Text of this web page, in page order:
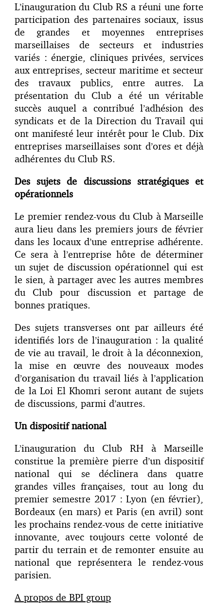
L’inauguration du Club RS a réuni une forte
participation des partenaires sociaux, issus
de grandes et moyennes entreprises
marseillaises de secteurs et industries
variés : énergie, cliniques privées, services
aux entreprises, secteur maritime et secteur
des travaux publics, entre autres. La
présentation du Club a été un véritable
succès auquel a contribué l’adhésion des
syndicats et de la Direction du Travail qui
ont manifesté leur intérêt pour le Club. Dix
entreprises marseillaises sont d’ores et déjà
adhérentes du Club RS.
Des sujets de discussions stratégiques et
opérationnels
Le premier rendez-vous du Club à Marseille
aura lieu dans les premiers jours de février
dans les locaux d’une entreprise adhérente.
Ce sera à l’entreprise hôte de déterminer
un sujet de discussion opérationnel qui est
le sien, à partager avec les autres membres
du Club pour discussion et partage de
bonnes pratiques.
Des sujets transverses ont par ailleurs été
identifiés lors de l’inauguration : la qualité
de vie au travail, le droit à la déconnexion,
la mise en œuvre des nouveaux modes
d’organisation du travail liés à l’application
de la Loi El Khomri seront autant de sujets
de discussions, parmi d’autres.
Un dispositif national
L’inauguration du Club RH à Marseille
constitue la première pierre d’un dispositif
national qui se déclinera dans quatre
grandes villes françaises, tout au long du
premier semestre 2017 : Lyon (en février),
Bordeaux (en mars) et Paris (en avril) sont
les prochains rendez-vous de cette initiative
innovante, avec toujours cette volonté de
partir du terrain et de remonter ensuite au
national que représentera le rendez-vous
parisien.
A propos de BPI group